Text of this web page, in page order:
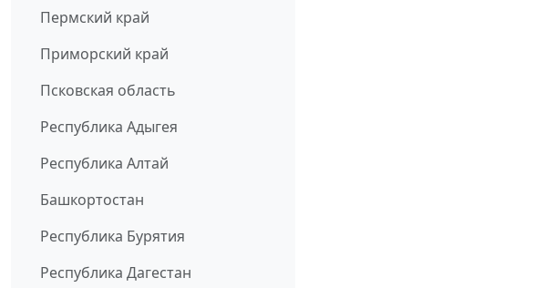
Пермский край
Приморский край
Псковская область
Республика Адыгея
Республика Алтай
Башкортостан
Республика Бурятия
Республика Дагестан